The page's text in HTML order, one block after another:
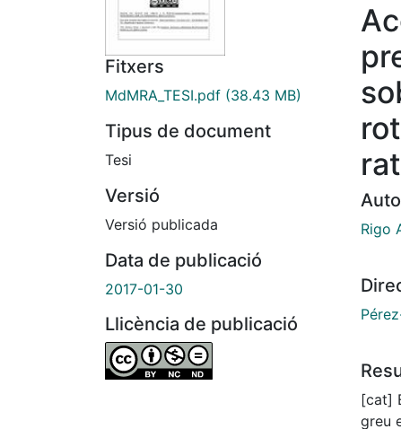
Fitxers
MdMRA_TESI.pdf (38.43 MB)
Tipus de document
Tesi
Versió
Versió publicada
Data de publicació
2017-01-30
Llicència de publicació
Rigo
[cat]
greu